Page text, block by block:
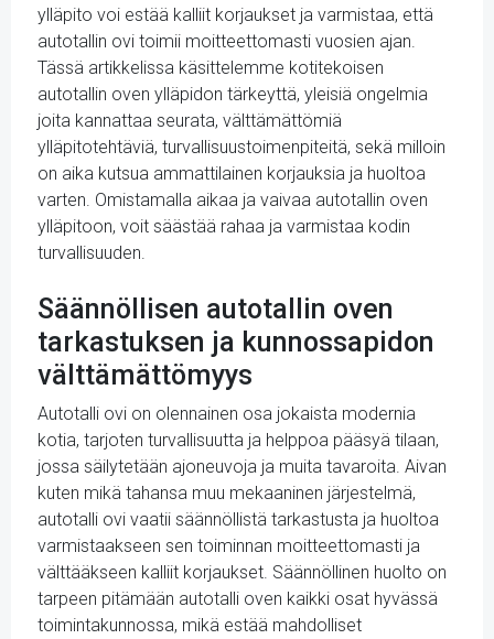
ylläpito voi estää kalliit korjaukset ja varmistaa, että
autotallin ovi toimii moitteettomasti vuosien ajan.
Tässä artikkelissa käsittelemme kotitekoisen
autotallin oven ylläpidon tärkeyttä, yleisiä ongelmia
joita kannattaa seurata, välttämättömiä
ylläpitotehtäviä, turvallisuustoimenpiteitä, sekä milloin
on aika kutsua ammattilainen korjauksia ja huoltoa
varten. Omistamalla aikaa ja vaivaa autotallin oven
ylläpitoon, voit säästää rahaa ja varmistaa kodin
turvallisuuden.
Säännöllisen autotallin oven
tarkastuksen ja kunnossapidon
välttämättömyys
Autotalli ovi on olennainen osa jokaista modernia
kotia, tarjoten turvallisuutta ja helppoa pääsyä tilaan,
jossa säilytetään ajoneuvoja ja muita tavaroita. Aivan
kuten mikä tahansa muu mekaaninen järjestelmä,
autotalli ovi vaatii säännöllistä tarkastusta ja huoltoa
varmistaakseen sen toiminnan moitteettomasti ja
välttääkseen kalliit korjaukset. Säännöllinen huolto on
tarpeen pitämään autotalli oven kaikki osat hyvässä
toimintakunnossa, mikä estää mahdolliset